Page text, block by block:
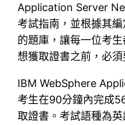
Application Server
考試指南，並根據其
的題庫，讓每一位考
想獲取證書之前，必須
IBM WebSphere
考生在90分鐘內完成
取證書。考試語種為